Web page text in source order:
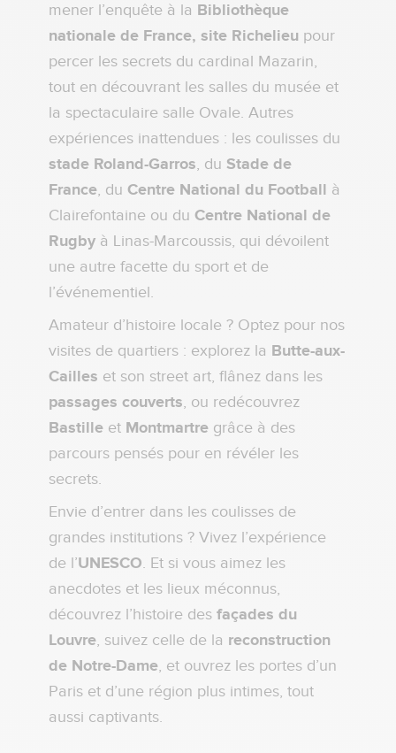
mener l’enquête à la Bibliothèque
nationale de France, site Richelieu pour
percer les secrets du cardinal Mazarin,
tout en découvrant les salles du musée et
la spectaculaire salle Ovale. Autres
expériences inattendues : les coulisses du
stade Roland-Garros, du Stade de
France, du Centre National du Football à
Clairefontaine ou du Centre National de
Rugby à Linas-Marcoussis, qui dévoilent
une autre facette du sport et de
l’événementiel.
Amateur d’histoire locale ? Optez pour nos
visites de quartiers : explorez la Butte-aux-
Cailles et son street art, flânez dans les
passages couverts, ou redécouvrez
Bastille et Montmartre grâce à des
parcours pensés pour en révéler les
secrets.
Envie d’entrer dans les coulisses de
grandes institutions ? Vivez l’expérience
de l’UNESCO. Et si vous aimez les
anecdotes et les lieux méconnus,
découvrez l’histoire des façades du
Louvre, suivez celle de la reconstruction
de Notre-Dame, et ouvrez les portes d’un
Paris et d’une région plus intimes, tout
aussi captivants.